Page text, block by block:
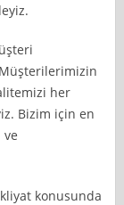
her
Bizim için en
konusunda